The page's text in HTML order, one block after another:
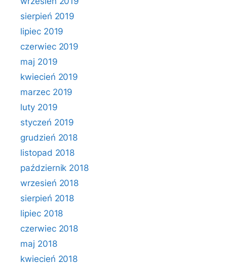
sierpień 2019
lipiec 2019
czerwiec 2019
maj 2019
kwiecień 2019
marzec 2019
luty 2019
styczeń 2019
grudzień 2018
listopad 2018
październik 2018
wrzesień 2018
sierpień 2018
lipiec 2018
czerwiec 2018
maj 2018
kwiecień 2018